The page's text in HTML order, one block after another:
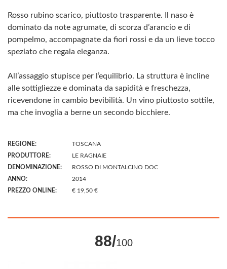
Rosso rubino scarico, piuttosto trasparente. Il naso è
dominato da note agrumate, di scorza d’arancio e di
pompelmo, accompagnate da fiori rossi e da un lieve tocco
speziato che regala eleganza.
All’assaggio stupisce per l’equilibrio. La struttura è incline
alle sottigliezze e dominata da sapidità e freschezza,
ricevendone in cambio bevibilità. Un vino piuttosto sottile,
ma che invoglia a berne un secondo bicchiere.
REGIONE:
TOSCANA
PRODUTTORE:
LE RAGNAIE
DENOMINAZIONE:
ROSSO DI MONTALCINO DOC
ANNO:
2014
PREZZO ONLINE:
€ 19,50 €
88/100